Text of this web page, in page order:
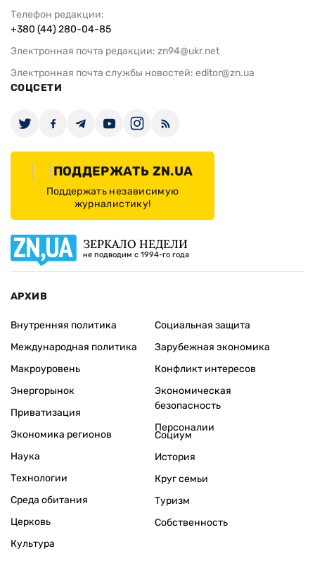
Телефон редакции:
+380 (44) 280-04-85
Электронная почта редакции: zn94@ukr.net
Электронная почта службы новостей: editor@zn.ua
СОЦСЕТИ
ПОДДЕРЖАТЬ ZN.UA
Поддержать независимую
журналистику!
ЗЕРКАЛО НЕДЕЛИ
не подводим с 1994-го года
АРХИВ
Внутренняя политика
Международная политика
Макроуровень
Энергорынок
Приватизация
Экономика регионов
Социальная защита
Зарубежная экономика
Конфликт интересов
Экономическая
безопасность
Персоналии
Наука
Технологии
Среда обитания
Церковь
Культура
Социум
История
Круг семьи
Туризм
Собственность